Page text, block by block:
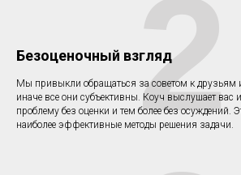
Безоценочный взгляд
Мы привыкли обращаться за советом к друзьям
иначе все они субъективны. Коуч выслушает вас
проблему без оценки и тем более без осуждений.
наиболее эффективные методы решения задачи.
2